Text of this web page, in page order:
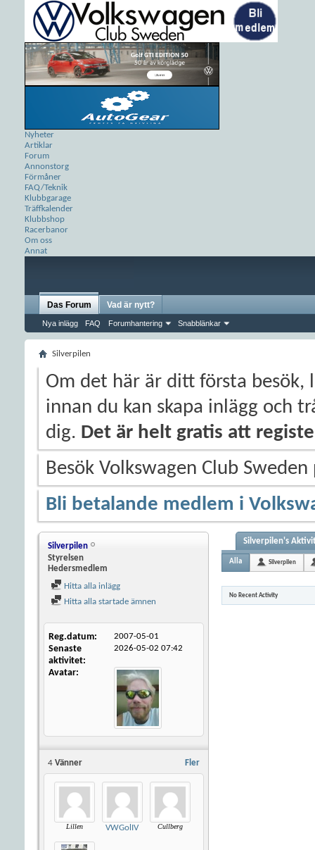
Nyheter
Artiklar
Forum
Annonstorg
Förmåner
FAQ/Teknik
Klubbgarage
Träffkalender
Klubbshop
Racerbanor
Om oss
Annat
Das Forum
Nya inlägg FAQ Forumhantering Snabblänkar
Vad är nytt?
Silverpilen
Om det här är ditt första besök,
innan du kan skapa inlägg och
dig. Det är helt gratis att
Besök Volkswagen Club
Bli betalande medlem i
Silverpilen
Styrelsen
Hedersmedlem
Hitta alla inlägg
Hitta alla startade ämnen
Reg.datum 2007-05-01
Senaste
aktivitet
2026-05-02 07:42
Avatar
Fler
4 Vänner
Lillen VWGolIV Cullberg
Silverpilen's
Alla Silverpilen
No Recent Activity